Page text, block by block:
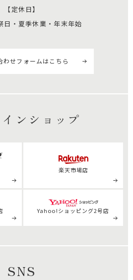
【定休日】
日・夏季休業・年末年始
わせフォームはこちら
ンショップ
楽天市場店
Yahoo!ショッピング2号店
SNS